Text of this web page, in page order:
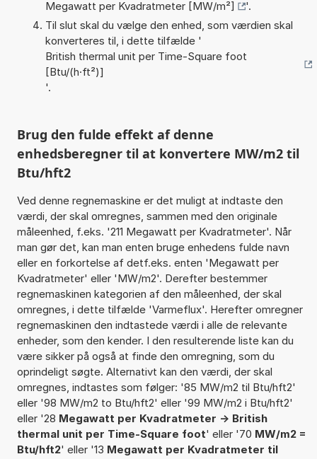
Megawatt per Kvadratmeter [MW/m²]
'.
Til slut skal du vælge den enhed, som værdien skal
konverteres til, i dette tilfælde '
British thermal unit per Time-Square foot
[Btu/(h·ft²)]
'.
Brug den fulde effekt af denne
enhedsberegner til at konvertere MW/m2 til
Btu/hft2
Ved denne regnemaskine er det muligt at indtaste den
værdi, der skal omregnes, sammen med den originale
måleenhed, f.eks. '211 Megawatt per Kvadratmeter'. Når
man gør det, kan man enten bruge enhedens fulde navn
eller en forkortelse af detf.eks. enten 'Megawatt per
Kvadratmeter' eller 'MW/m2'. Derefter bestemmer
regnemaskinen kategorien af den måleenhed, der skal
omregnes, i dette tilfælde 'Varmeflux'. Herefter omregner
regnemaskinen den indtastede værdi i alle de relevante
enheder, som den kender. I den resulterende liste kan du
være sikker på også at finde den omregning, som du
oprindeligt søgte. Alternativt kan den værdi, der skal
omregnes, indtastes som følger: '85 MW/m2 til Btu/hft2'
eller '98 MW/m2 to Btu/hft2' eller '99 MW/m2 i Btu/hft2'
eller '28 Megawatt per Kvadratmeter -> British
thermal unit per Time-Square foot' eller '70 MW/m2 =
Btu/hft2' eller '13 Megawatt per Kvadratmeter til